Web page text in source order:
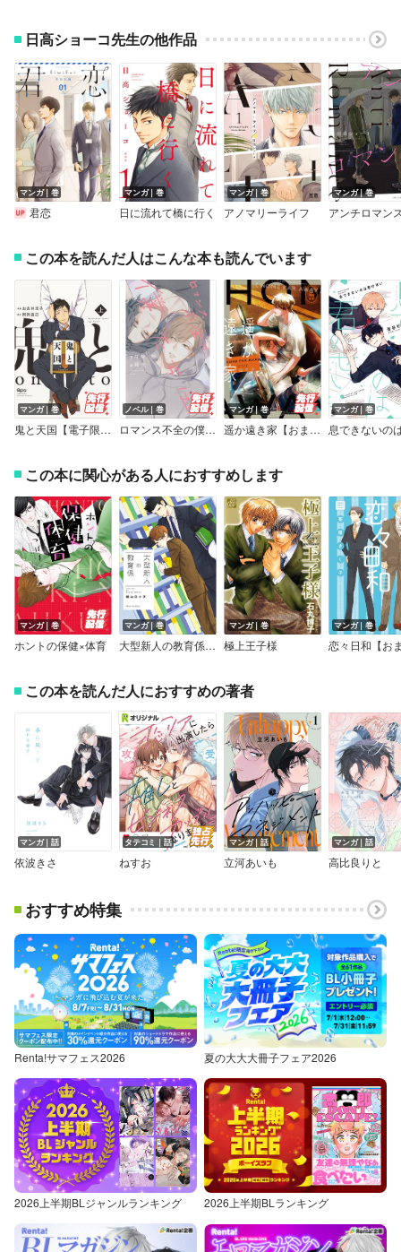
日高ショーコ先生の他作品
マンガ｜巻
君恋
マンガ｜巻
日に流れて橋に行く
マンガ｜巻
アノマリーライフ
マンガ｜巻
この本を読んだ人はこんな本も読んでいます
マンガ｜巻
鬼と天国【電子限定描き下ろし漫画付き】
ノベル｜巻
ロマンス不全の僕たちは【イラスト付】
マンガ｜巻
遥か遠き家【おまけ付きRenta！限定版】
マンガ｜巻
この本に関心がある人におすすめします
マンガ｜巻
ホントの保健×体育
マンガ｜巻
大型新人の教育係【Renta！限定特典つき】
マンガ｜巻
極上王子様
マンガ｜巻
この本を読んだ人におすすめの著者
マンガ｜話
依波きさ
タテコミ｜話
ねすお
マンガ｜話
立河あいも
マンガ｜話
高比良りと
おすすめ特集
Renta!サマフェス2026 夏の大大大冊子フェア2026
2026上半期BLジャンルランキング 2026上半期BLランキング